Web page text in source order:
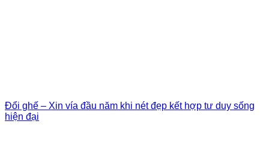
Đổi ghế – Xin vía đầu năm khi nét đẹp kết hợp tư duy sống
hiện đại